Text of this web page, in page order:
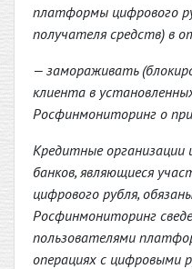
платформы цифрового
получателя средств) в
— замораживать
клиента в
Росфинмониторинг о
Кредитные
банков, являющиеся
цифрового рубля,
Росфинмониторинг
пользователями
операциях с цифровыми